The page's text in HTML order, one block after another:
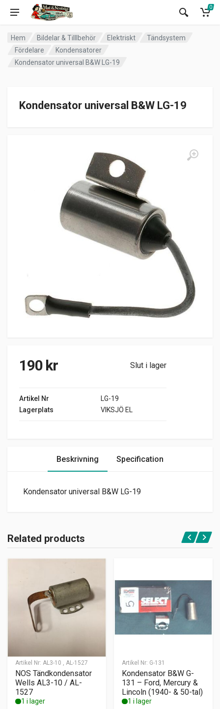
0
Hem Bildelar & Tilllbehör Elektriskt
Tändsystem
Fördelare
Kondensatorer
Kondensator universal B&W LG-19
Kondensator universal B&W LG-19
190 kr Slut i lager
Artikel Nr
LG-19
Lagerplats
VIKSJÖ EL
Beskrivning Specification
Kondensator universal B&W LG-19
Related products
Artikel Nr: AL3-10 , AL-1527
NOS Tändkondensator
Wells AL3-10 / AL-
1527
1 i lager
Artikel Nr: G-131
Kondensator B&W G-
131 – Ford, Mercury &
Lincoln (1940- & 50-tal)
1 i lager